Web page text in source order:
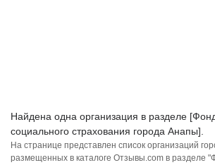
Найдена одна организация в разделе
социального страхования города Анапы].
На странице представлен список организаций
размещенных в каталоге Отзывы.com в разделе